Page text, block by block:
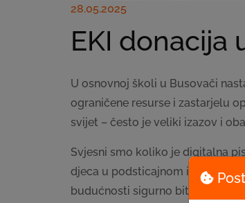
28.05.2025
EKI donacija
U osnovnoj školi u Busovači
ograničene resurse i zastarjelu
svijet – često je veliki izazov i
Svjesni smo koliko je digitalna
djeca u podsticajnom i
budućnosti sigurno biti